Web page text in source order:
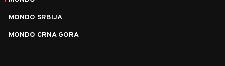
MONDO SRBIJA
MONDO CRNA GORA